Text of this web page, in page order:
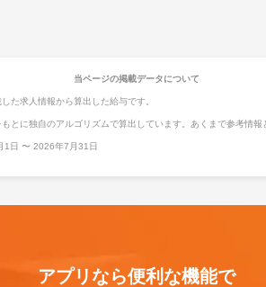
当ページの掲載データについて
た求人情報から算出した給与です。
とに独自のアルゴリズムで算出しています。あくまで参考情報
1日 〜 2026年7月31日
アプリなら便利な機能で